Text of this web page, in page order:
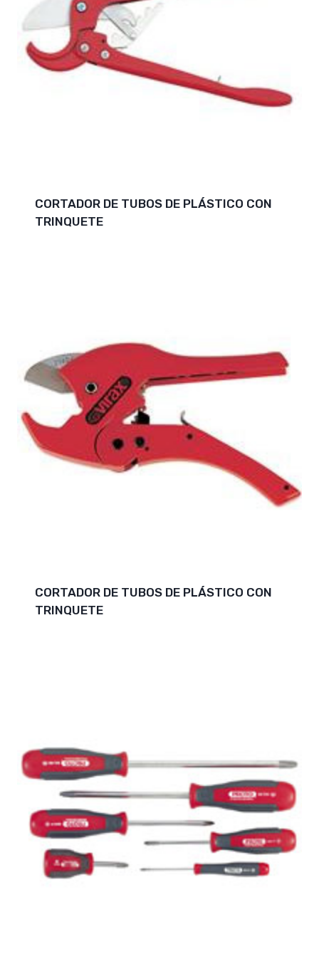
CORTADOR DE TUBOS DE PLÁSTICO CON
TRINQUETE
CORTADOR DE TUBOS DE PLÁSTICO CON
TRINQUETE